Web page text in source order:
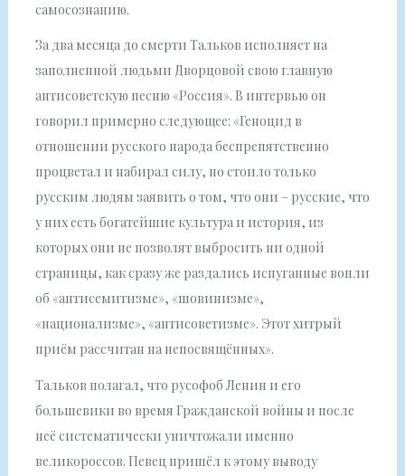
самосознанию.
За два месяца до смерти Тальков исполняет на
заполненной людьми Дворцовой свою главную
антисоветскую песню «Россия». В интервью он
говорил примерно следующее: «Геноцид в
отношении русского народа беспрепятственно
процветал и набирал силу, но стоило только
русским людям заявить о том, что они – русские, что
у них есть богатейшие культура и история, из
которых они не позволят выбросить ни одной
страницы, как сразу же раздались испуганные вопли
об «антисемитизме», «шовинизме»,
«национализме», «антисоветизме». Этот хитрый
приём рассчитан на непосвящённых».
Тальков полагал, что русофоб Ленин и его
большевики во время Гражданской войны и после
неё систематически уничтожали именно
великороссов. Певец пришёл к этому выводу